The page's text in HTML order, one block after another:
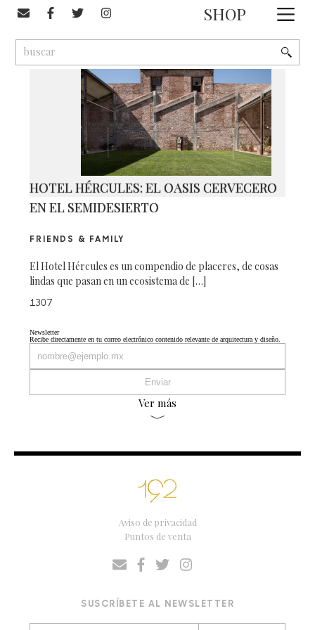
SHOP
HOTEL HÉRCULES: EL OASIS CERVECERO
EN EL SEMIDESIERTO
FRIENDS & FAMILY
El Hotel Hércules es un compendio de placeres, de cosas
lindas que pasan en un ecosistema de […]
1307
Newsletter
Recibe directamente en tu correo electrónico contenido relevante de arquitectura y diseño.
Ver más
Aviso de privacidad
Puntos de venta
SUSCRÍBETE AL NEWSLETTER